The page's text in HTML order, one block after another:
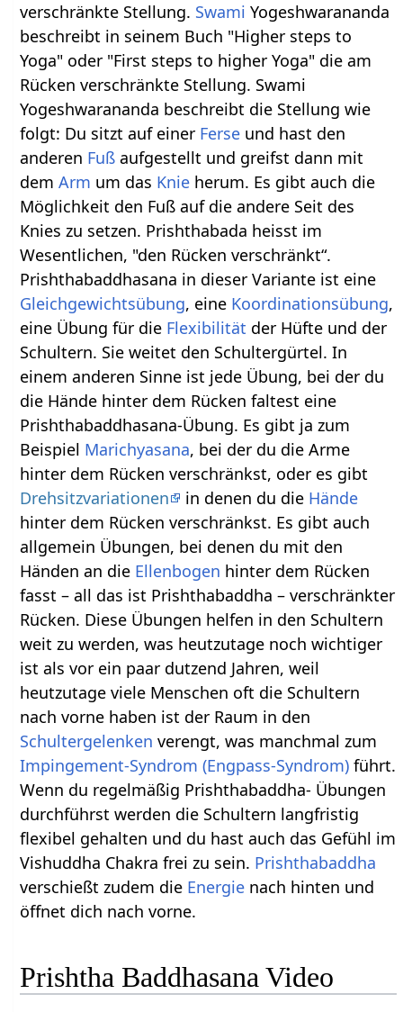
verschränkte Stellung. Swami Yogeshwarananda
beschreibt in seinem Buch "Higher steps to
Yoga" oder "First steps to higher Yoga" die am
Rücken verschränkte Stellung. Swami
Yogeshwarananda beschreibt die Stellung wie
folgt: Du sitzt auf einer Ferse und hast den
anderen Fuß aufgestellt und greifst dann mit
demArm um das Knie herum. Es gibt auch die
Möglichkeit den Fuß auf die andere Seit des
Knies zu setzen. Prishthabada heisst im
Wesentlichen, "den Rücken verschränkt“.
Prishthabaddhasana in dieser Variante ist eine
Gleichgewichtsübung, eine Koordinationsübung,
eine Übung für die Flexibilität der Hüfte und der
Schultern. Sie weitet den Schultergürtel. In
einem anderen Sinne ist jede Übung, bei der du
die Hände hinter dem Rücken faltest eine
Prishthabaddhasana-Übung. Es gibt ja zum
Beispiel Marichyasana, bei der du die Arme
hinter dem Rücken verschränkst, oder es gibt
Drehsitzvariationen
in denen du die Hände
hinter dem Rücken verschränkst. Es gibt auch
allgemein Übungen, bei denen du mit den
Händen an die Ellenbogen hinter dem Rücken
fasst – all das ist Prishthabaddha – verschränkter
Rücken. Diese Übungen helfen in den Schultern
weit zu werden, was heutzutage noch wichtiger
ist als vor ein paar dutzend Jahren, weil
heutzutage viele Menschen oft die Schultern
nach vorne haben ist der Raum in den
Schultergelenken verengt, was manchmal zum
Impingement-Syndrom (Engpass-Syndrom) führt.
Wenn du regelmäßig Prishthabaddha- Übungen
durchführst werden die Schultern langfristig
flexibel gehalten und du hast auch das Gefühl im
Vishuddha Chakra frei zu sein. Prishthabaddha
verschießt zudem die Energie nach hinten und
öffnet dich nach vorne.
Prishtha Baddhasana Video